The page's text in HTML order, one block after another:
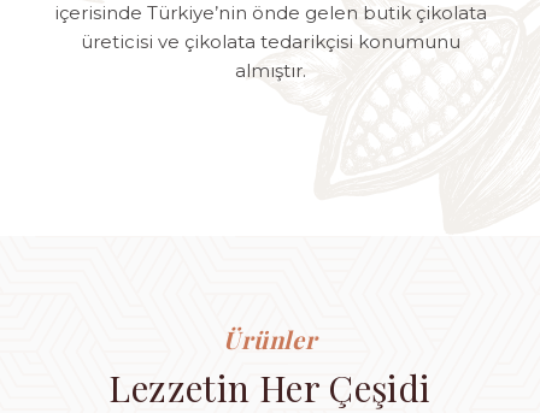
içerisinde Türkiye’nin önde gelen butik çikolata
üreticisi ve çikolata tedarikçisi konumunu
almıştır.
Ürünler
Lezzetin Her Çeşidi